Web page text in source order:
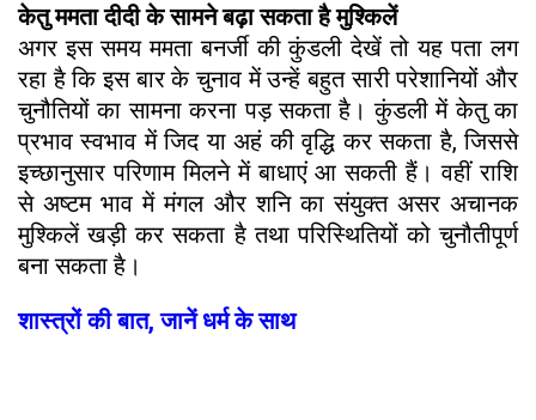
केतु ममता दीदी के सामने बढ़ा सकता है मुश्किलें
अगर इस समय ममता बनर्जी की कुंडली देखें तो यह पता लग
रहा है कि इस बार के चुनाव में उन्हें बहुत सारी परेशानियों और
चुनौतियों का सामना करना पड़ सकता है। कुंडली में केतु का
प्रभाव स्वभाव में जिद या अहं की वृद्धि कर सकता है, जिससे
इच्छानुसार परिणाम मिलने में बाधाएं आ सकती हैं। वहीं राशि
से अष्टम भाव में मंगल और शनि का संयुक्त असर अचानक
मुश्किलें खड़ी कर सकता है तथा परिस्थितियों को चुनौतीपूर्ण
बना सकता है।
शास्त्रों की बात, जानें धर्म के साथ